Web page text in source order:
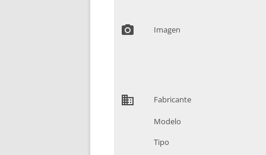
photo_camera Imagen
domain Fabricante
Modelo
Tipo